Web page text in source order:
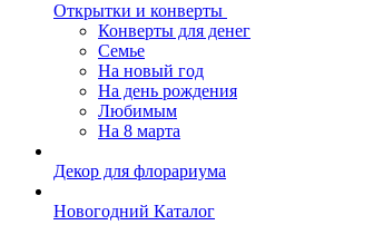
Открытки и конверты
Конверты для денег
Семье
На новый год
На день рождения
Любимым
На 8 марта
Декор для флорариума
Новогодний Каталог